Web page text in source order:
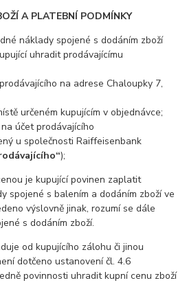
A PLATEBNÍ PODMÍNKY
náklady spojené s dodáním zboží
uhradit prodávajícímu
na adrese Chaloupky 7,
určeném kupujícím v objednávce;
účet prodávajícího
u společnosti Raiffeisenbank
);
je kupující povinen zaplatit
spojené s balením a dodáním zboží ve
výslovně jinak, rozumí se dále
s dodáním zboží.
od kupujícího zálohu či jinou
dotčeno ustanovení čl. 4.6
povinnosti uhradit kupní cenu zboží